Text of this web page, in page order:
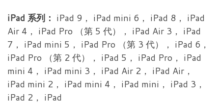
iPad 系列： iPad 9， iPad mini 6， iPad 8， iPad
Air 4， iPad Pro （第 5 代）， iPad Air 3， iPad
7， iPad mini 5， iPad Pro （第 3 代）， iPad 6，
iPad Pro （第 2 代）， iPad 5， iPad Pro， iPad
mini 4， iPad mini 3， iPad Air 2， iPad Air，
iPad mini 2， iPad mini 4， iPad mini， iPad 3，
iPad 2， iPad